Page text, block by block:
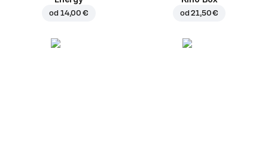
od 14,00 € od21,50 €